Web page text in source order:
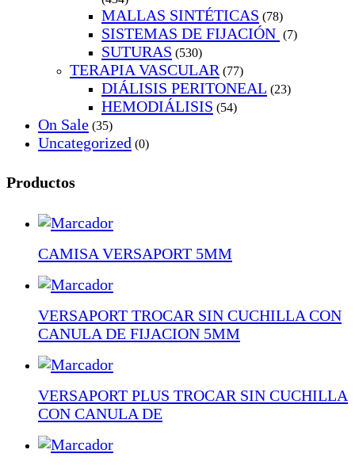
MALLAS SINTÉTICAS (78)
SISTEMAS DE FIJACIÓN (7)
SUTURAS (530)
TERAPIA VASCULAR (77)
DIÁLISIS PERITONEAL (23)
HEMODIÁLISIS (54)
On Sale (35)
Uncategorized (0)
Productos
CAMISA VERSAPORT 5MM
VERSAPORT TROCAR SIN CUCHILLA CON
CANULA DE FIJACION 5MM
VERSAPORT PLUS TROCAR SIN CUCHILLA
CON CANULA DE